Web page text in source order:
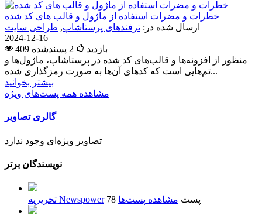
خطرات و مضرات استفاده از ماژول و قالب های کد شده
ارسال شده در: ترفندهای پرستاشاپ, طراحی سایت
2024-12-16
409 بازدید
2 پسندشده
منظور از افزونه‌ها و قالب‌های کد شده در پرستاشاپ، ماژول‌ها و
تم‌هایی است که کدهای آن‌ها به صورت رمزگذاری شده...
بیشتر بخوانید
مشاهده همه پست‌های ویژه
گالری تصاویر
تصاویر ویژه‌ای وجود ندارد
نویسندگان برتر
تحریریه Newspower 78 پست مشاهده پست‌ها